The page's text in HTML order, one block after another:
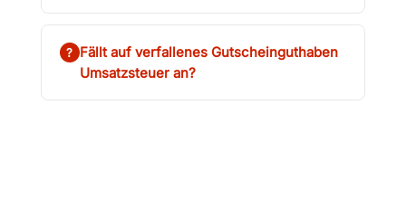
? Fällt auf verfallenes Gutscheinguthaben
Umsatzsteuer an?